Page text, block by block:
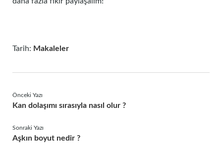
Tarih: Makaleler
Önceki Yazı
Kan dolaşımı sırasıyla nasıl olur ?
Sonraki Yazı
Aşkın boyut nedir ?